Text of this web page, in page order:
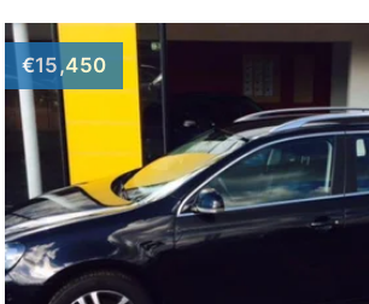
€15,450